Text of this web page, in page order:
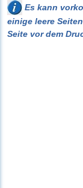
Es kann
einige leere
Seite vor dem